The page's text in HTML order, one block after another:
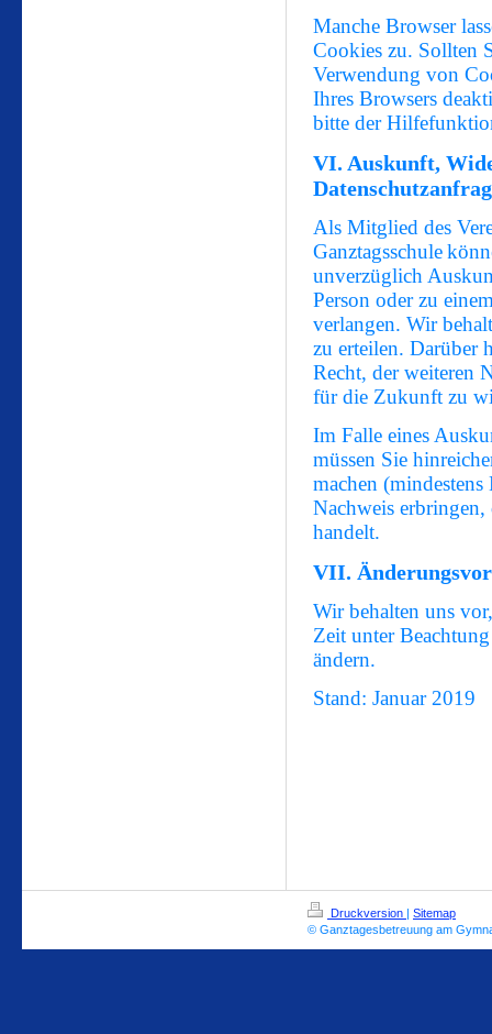
Manche Browser
Cookies zu. Sollten
Verwendung von
Ihres Browsers
bitte der
VI. Auskunft,
Als Mitglied des
Ganztagsschule
unverzüglich
Person oder zu
verlangen. Wir
zu erteilen. Darüber
Recht, der weiteren
für die Zukunft zu
Im Falle eines
müssen Sie
machen
Nachweis
handelt.
VII.
Wir behalten uns
Zeit unter
ändern.
Stand: Januar 2019
Druckversion | Sitemap
© Ganztagesbetreuung am